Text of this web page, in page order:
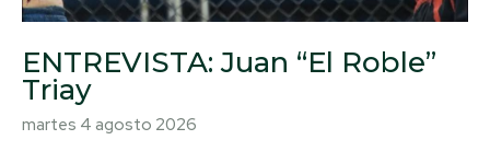
ENTREVISTA: Juan “El Roble”
Triay
martes 4 agosto 2026